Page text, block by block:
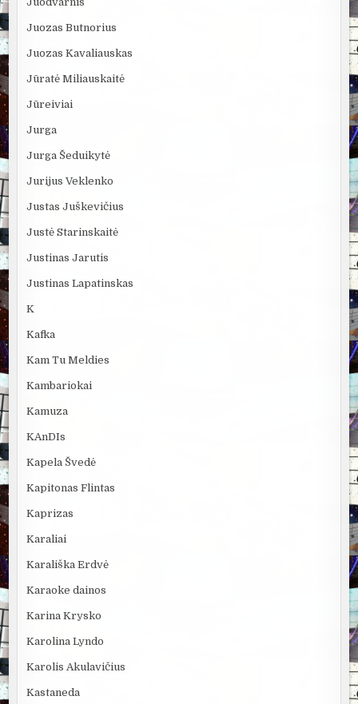
Juozas Butnorius
Juozas Kavaliauskas
Jūratė Miliauskaitė
Jūreiviai
Jurga
Jurga Šeduikytė
Jurijus Veklenko
Justas Juškevičius
Justė Starinskaitė
Justinas Jarutis
Justinas Lapatinskas
K
Kafka
Kam Tu Meldies
Kambariokai
Kamuza
KAnDIs
Kapela Švedė
Kapitonas Flintas
Kaprizas
Karaliai
Karališka Erdvė
Karaoke dainos
Karina Krysko
Karolina Lyndo
Karolis Akulavičius
Kastaneda